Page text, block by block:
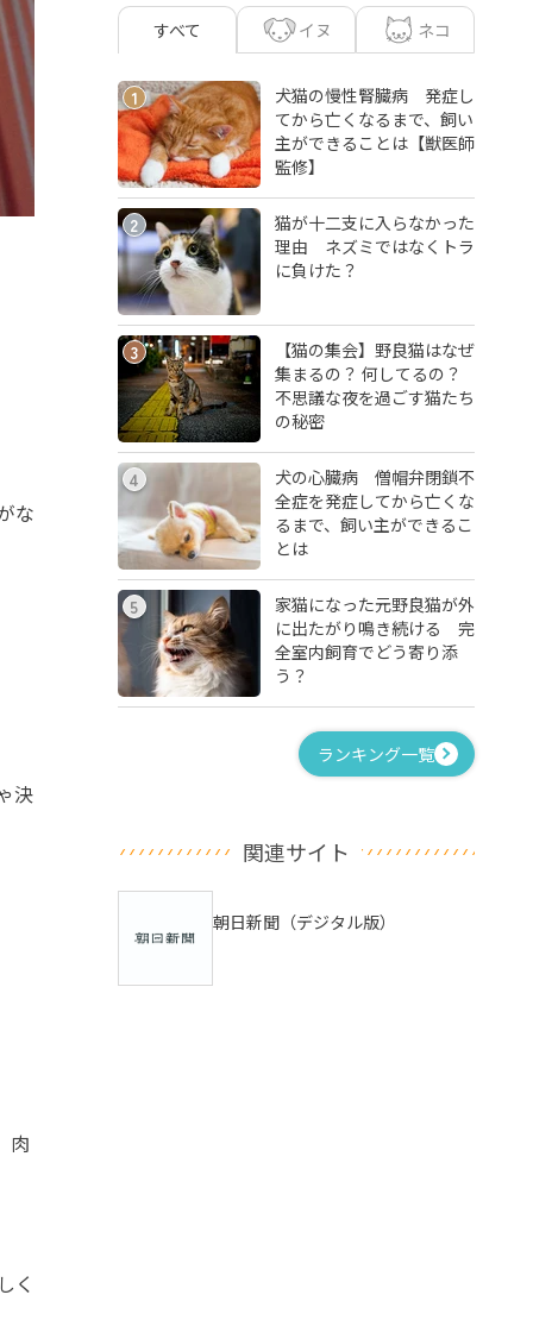
な
決
肉
く
すべて イヌ ネコ
1
犬猫の慢性腎臓病 発症し
てから亡くなるまで、飼い
主ができることは【獣医師
監修】
2
猫が十二支に入らなかった
理由 ネズミではなくトラ
に負けた？
3
【猫の集会】野良猫はなぜ
集まるの？ 何してるの？
不思議な夜を過ごす猫たち
の秘密
4
犬の心臓病 僧帽弁閉鎖不
全症を発症してから亡くな
るまで、飼い主ができるこ
とは
5
家猫になった元野良猫が外
に出たがり鳴き続ける 完
全室内飼育でどう寄り添
う？
ランキング一覧
関連サイト
朝日新聞（デジタル版）